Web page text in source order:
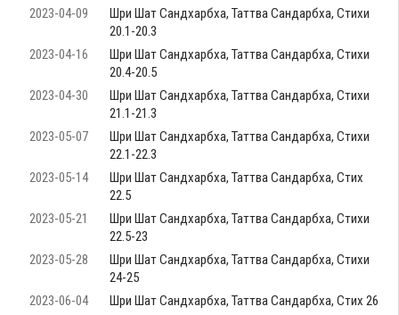
2023-04-09
Шри Шат Сандхарбха, Таттва Сандарбха, Стихи
20.1-20.3
2023-04-16
Шри Шат Сандхарбха, Таттва Сандарбха, Стихи
20.4-20.5
2023-04-30
Шри Шат Сандхарбха, Таттва Сандарбха, Стихи
21.1-21.3
2023-05-07
Шри Шат Сандхарбха, Таттва Сандарбха, Стихи
22.1-22.3
2023-05-14
Шри Шат Сандхарбха, Таттва Сандарбха, Стих
22.5
2023-05-21
Шри Шат Сандхарбха, Таттва Сандарбха, Стихи
22.5-23
2023-05-28
Шри Шат Сандхарбха, Таттва Сандарбха, Стихи
24-25
2023-06-04
Шри Шат Сандхарбха, Таттва Сандарбха, Стих 26